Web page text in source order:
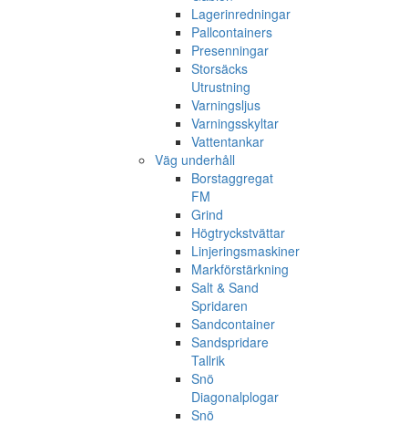
Lagerinredningar
Pallcontainers
Presenningar
Storsäcks
Utrustning
Varningsljus
Varningsskyltar
Vattentankar
Väg underhåll
Borstaggregat
FM
Grind
Högtryckstvättar
Linjeringsmaskiner
Markförstärkning
Salt & Sand
Spridaren
Sandcontainer
Sandspridare
Tallrik
Snö
Diagonalplogar
Snö